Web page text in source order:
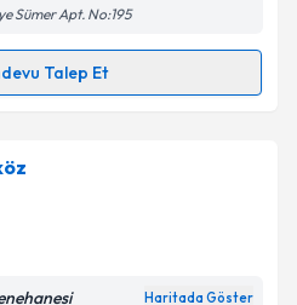
işlenmesine ilişkin
kişisel verilerimin belirtilen
Gönder
Sümer Apt. No:195
Talep Et
için randevu takvimi talebi
randevu almanız için bir
e-posta ile bilgilendireceğiz.
Haritada Göster